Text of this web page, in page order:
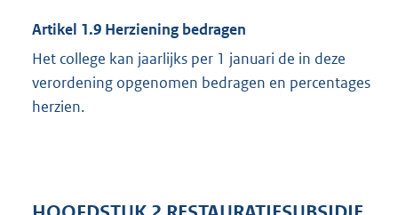
Artikel 1.9 Herziening bedragen
Het college kan jaarlijks per 1 januari de in deze
verordening opgenomen bedragen en percentages
herzien.